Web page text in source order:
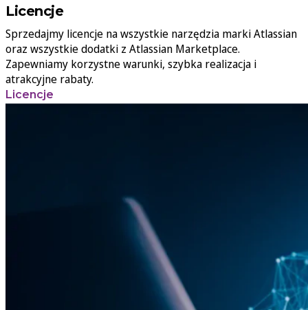
Licencje
Sprzedajmy licencje na wszystkie narzędzia marki Atlassian
oraz wszystkie dodatki z Atlassian Marketplace.
Zapewniamy korzystne warunki, szybka realizacja i
atrakcyjne rabaty.
Licencje